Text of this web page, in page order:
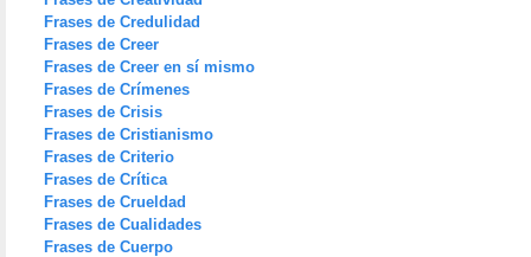
Frases de Credulidad
Frases de Creer
Frases de Creer en sí mismo
Frases de Crímenes
Frases de Crisis
Frases de Cristianismo
Frases de Criterio
Frases de Crítica
Frases de Crueldad
Frases de Cualidades
Frases de Cuerpo